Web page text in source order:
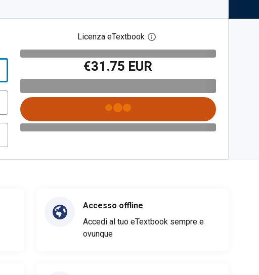
Licenza eTextbook Apri la finestra di dialogo
€31.75 EUR
Accesso offline
Accedi al tuo eTextbook sempre e
ovunque